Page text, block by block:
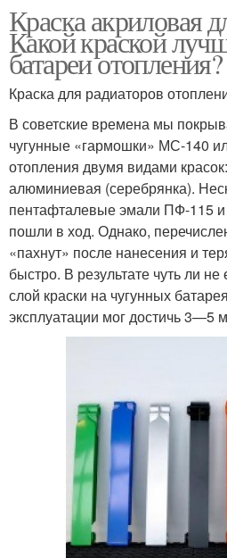
Краска акриловая
Какой краской
батареи отопления?
Краска для радиаторов
В советские времена мы
чугунные «гармошки» МС-140
отопления двумя видами
алюминиевая (серебрянка).
пентафталевые эмали ПФ-115
пошли в ход. Однако,
«пахнут» после нанесения и
быстро. В результате чуть ли
слой краски на чугунных
эксплуатации мог достичь 3—5